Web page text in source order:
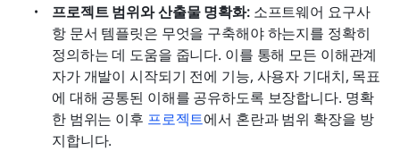
프로젝트 범위와 산출물 명확화: 소프트웨어 요구사
항 문서 템플릿은 무엇을 구축해야 하는지를 정확히
정의하는 데 도움을 줍니다. 이를 통해 모든 이해관계
자가 개발이 시작되기 전에 기능, 사용자 기대치, 목표
에 대해 공통된 이해를 공유하도록 보장합니다. 명확
한 범위는 이후 프로젝트에서 혼란과 범위 확장을 방
지합니다.